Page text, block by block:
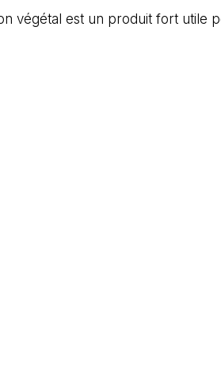
végétal est un produit fort utile